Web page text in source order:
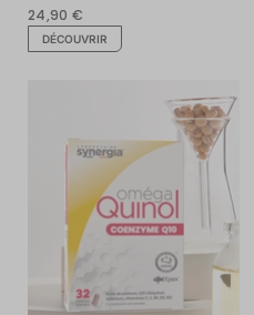
24,90 €
DÉCOUVRIR